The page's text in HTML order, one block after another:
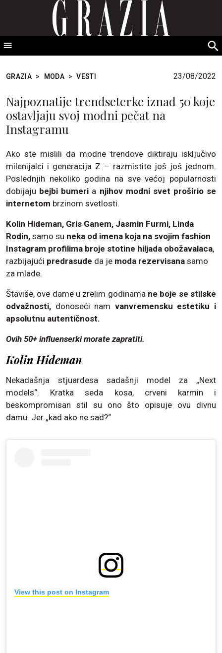
GRAZIA Srbija
GRAZIA > MODA > VESTI 23/08/2022
Najpoznatije trendseterke iznad 50 koje
ostavljaju svoj modni pečat na
Instagramu
Ako ste mislili da modne trendove diktiraju isključivo
milenijalci i generacija Z – razmistite još još jednom.
Poslednjih nekoliko godina na sve većoj popularnosti
dobijaju bejbi bumeri a njihov modni svet proširio se
internetom brzinom svetlosti.
Kolin Hideman, Gris Ganem, Jasmin Furmi, Linda
Rodin, samo su neka od imena koja na svojim fashion
Instagram profilima broje stotine hiljada obožavalaca,
razbijajući predrasude da je moda rezervisana samo
za mlade.
Štaviše, ove dame u zrelim godinama ne boje se stilske
odvažnosti, donoseći nam vanvremensku estetiku i
apsolutnu autentičnost.
Ovih 50+ influenserki morate zapratiti.
Kolin Hideman
Nekadašnja stjuardesa sadašnji model za „Next
models“. Kratka seda kosa, crveni karmin i
beskompromisan stil su ono što opisuje ovu divnu
damu. Jer „kad ako ne sad?“
View this post on Instagram